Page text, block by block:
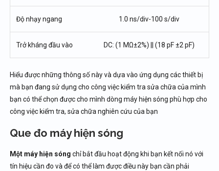
Độ nhạy ngang 1.0 ns/div-100 s/div
Trở kháng đầu vào DC: (1 MΩ±2%) || (18 pF ±2 pF)
Hiểu được những thông số này và dựa vào ứng dụng các thiết bị
mà bạn đang sử dụng cho công việc kiểm tra sửa chữa của mình
bạn có thể chọn được cho mình dòng máy hiện sóng phù hợp cho
công việc kiểm tra, sửa chữa nghiên cứu của bạn
Que đo máy hiện sóng
Một máy hiện sóng chỉ bắt đầu hoạt động khi bạn kết nối nó với
tín hiệu cần đo và để có thể làm được điều này bạn cần phải